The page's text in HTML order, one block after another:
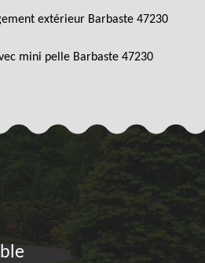
extérieur Barbaste 47230
mini pelle Barbaste 47230